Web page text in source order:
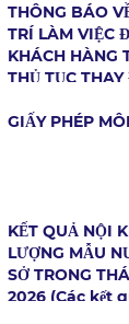
THÔNG BÁO
TRÍ LÀM VIỆC
KHÁCH HÀNG
THỦ TỤC
CẤP NƯỚC
GIẤY PHÉP
KẾT QUẢ NỘI
LƯỢNG MẪU
SỞ TRONG
2026 (Các kết